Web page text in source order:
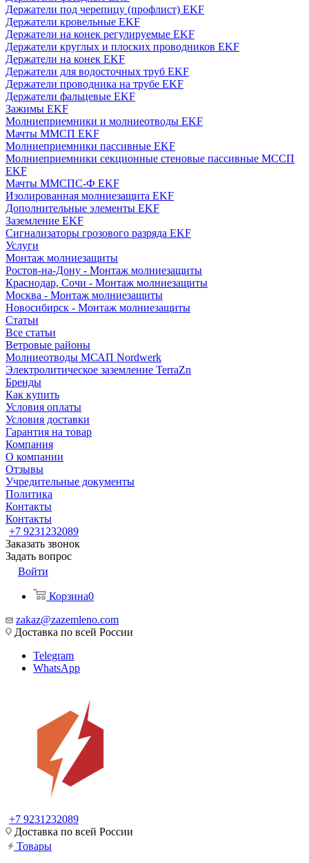
Держатели под черепицу (профлист) EKF
Держатели кровельные EKF
Держатели на конек регулируемые EKF
Держатели круглых и плоских проводников EKF
Держатели на конек EKF
Держатели для водосточных труб EKF
Держатели проводника на трубе EKF
Держатели фальцевые EKF
Зажимы EKF
Молниеприемники и молниеотводы EKF
Мачты ММСП EKF
Молниеприемники пассивные EKF
Молниеприемники секционные стеновые пассивные МССП
EKF
Мачты ММСПС-Ф EKF
Изолированная молниезащита EKF
Дополнительные элементы EKF
Заземление EKF
Сигнализаторы грозового разряда EKF
Услуги
Монтаж молниезащиты
Ростов-на-Дону - Монтаж молниезащиты
Краснодар, Сочи - Монтаж молниезащиты
Москва - Монтаж молниезащиты
Новосибирск - Монтаж молниезащиты
Статьи
Все статьи
Ветровые районы
Молниеотводы МСАП Nordwerk
Электролитическое заземление TerraZn
Бренды
Как купить
Условия оплаты
Условия доставки
Гарантия на товар
Компания
О компании
Отзывы
Учредительные документы
Политика
Контакты
Контакты
+7 9231232089
Заказать звонок
Задать вопрос
Войти
Корзина0
zakaz@zazemleno.com
Доставка по всей России
Telegram
WhatsApp
+7 9231232089
Доставка по всей России
Товары